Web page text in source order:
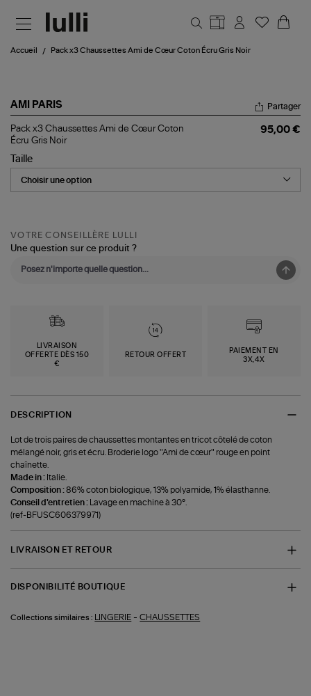
Accueil Pack x3 Chaussettes Ami de Cœur Coton Écru Gris Noir
AMI PARIS
Pack
x3
Ami
de
Cœur
Coton
Partager
Pack x3 Chaussettes Ami de Cœur Coton
Écru Gris Noir
95,00 €
Taille
VOTRE CONSEILLÈRE LULLI
Une question sur ce produit ?
LIVRAISON
OFFERTE DÈS 150
€
RETOUR OFFERT
PAIEMENT EN
3X,4X
DESCRIPTION
Lot de trois paires de chaussettes montantes en tricot côtelé de coton
mélangé noir, gris et écru. Broderie logo "Ami de cœur" rouge en point
chaînette.
Made in : Italie.
Composition :86% coton biologique, 13% polyamide, 1% élasthanne.
Conseil d'entretien :
Lavage en machine à 30°.
(ref-BFUSC606379971)
LIVRAISON ET RETOUR
DISPONIBILITÉ BOUTIQUE
Collections similaires : LINGERIE -CHAUSSETTES